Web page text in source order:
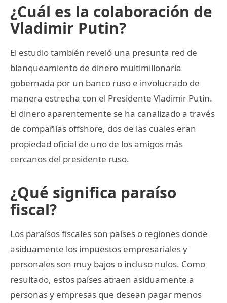
¿Cuál es la colaboración de
Vladimir Putin?
El estudio también reveló una presunta red de
blanqueamiento de dinero multimillonaria
gobernada por un banco ruso e involucrado de
manera estrecha con el Presidente Vladimir Putin.
El dinero aparentemente se ha canalizado a través
de compañías offshore, dos de las cuales eran
propiedad oficial de uno de los amigos más
cercanos del presidente ruso.
¿Qué significa paraíso
fiscal?
Los paraísos fiscales son países o regiones donde
asiduamente los impuestos empresariales y
personales son muy bajos o incluso nulos. Como
resultado, estos países atraen asiduamente a
personas y empresas que desean pagar menos